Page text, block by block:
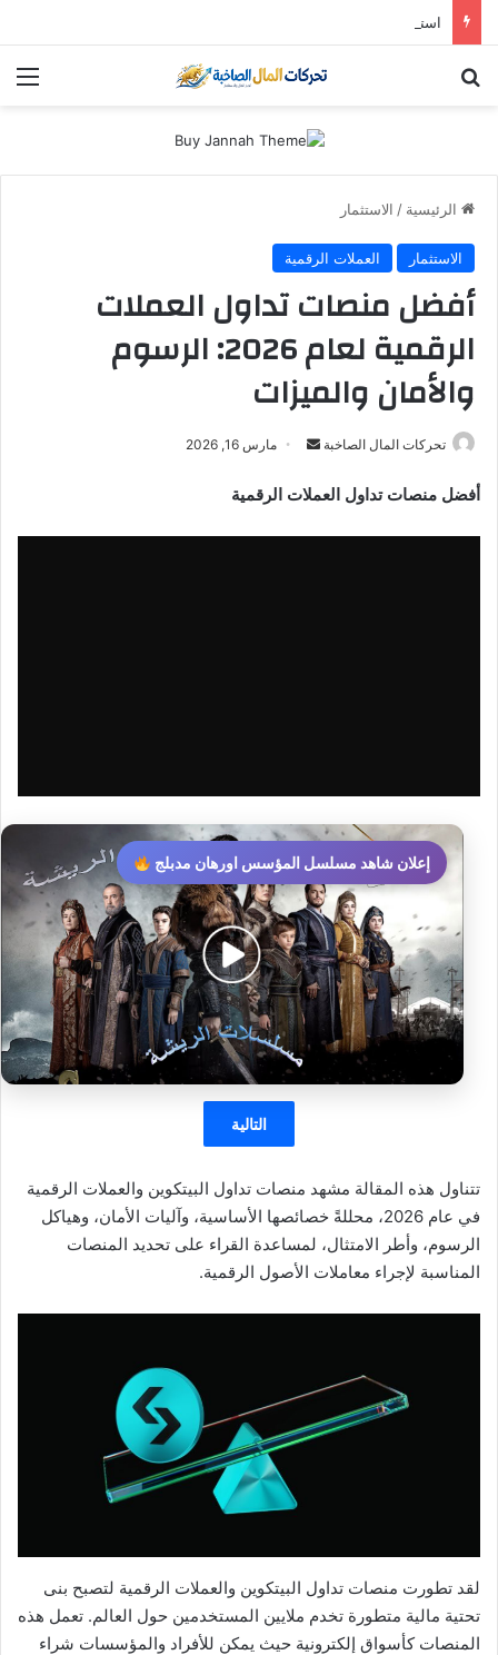
الرئيسية / الاستثمار
الاستثمار العملات الرقمية
أفضل منصات تداول العملات
الرقمية لعام 2026: الرسوم
والأمان والميزات
تحركات المال الصاخبة
أرسل
إلكترونيا
مارس 16, 2026
أفضل منصات تداول العملات الرقمية
إعلان شاهد مسلسل المؤسس اورهان مدبلج
التالية
تتناول هذه المقالة مشهد منصات تداول البيتكوين والعملات الرقمية
في عام 2026، محللةً خصائصها الأساسية، وآليات الأمان، وهياكل
الرسوم، وأطر الامتثال، لمساعدة القراء على تحديد المنصات
المناسبة لإجراء معاملات الأصول الرقمية.
لقد تطورت منصات تداول البيتكوين والعملات الرقمية لتصبح بنى
تحتية مالية متطورة تخدم ملايين المستخدمين حول العالم. تعمل هذه
المنصات كأسواق إلكترونية حيث يمكن للأفراد والمؤسسات شراء